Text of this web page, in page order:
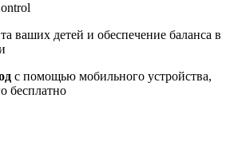
ваших детей и обеспечение баланса в
с помощью мобильного устройства,
бесплатно